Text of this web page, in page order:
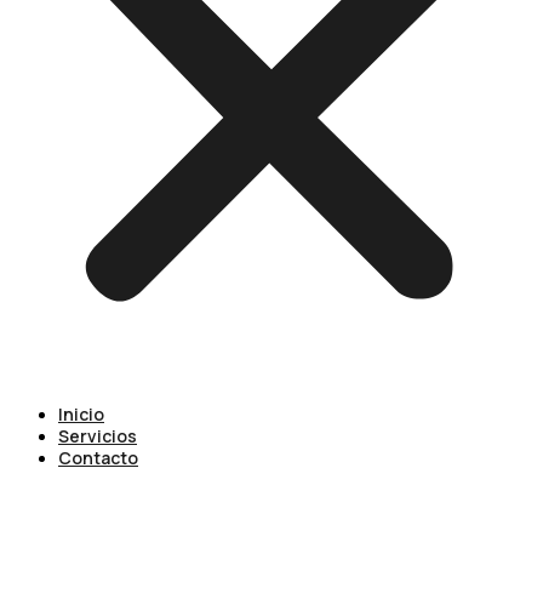
Inicio
Servicios
Contacto